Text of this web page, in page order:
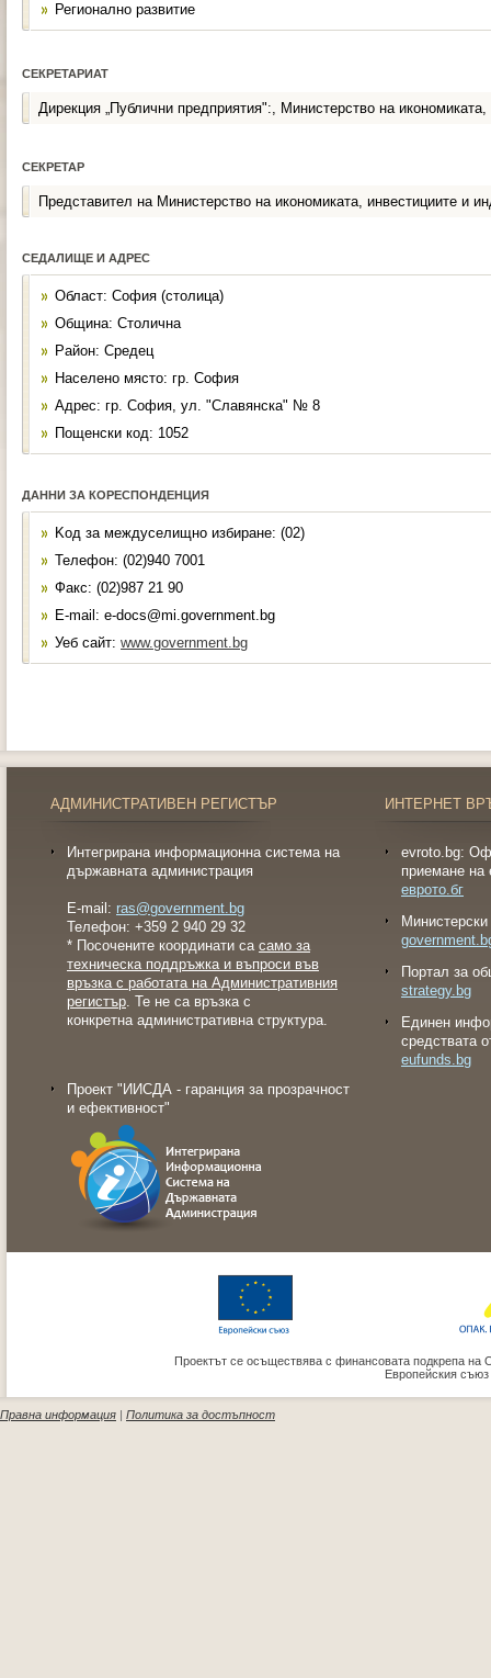
Регионално развитие
СЕКРЕТАРИАТ
Дирекция „Публични предприятия":, Министерство на икономиката,
СЕКРЕТАР
Представител на Министерство на икономиката, инвестициите и
СЕДАЛИЩЕ И АДРЕС
Област: София (столица)
Община: Столична
Район: Средец
Населено място: гр. София
Адрес: гр. София, ул. "Славянска" № 8
Пощенски код: 1052
ДАННИ ЗА КОРЕСПОНДЕНЦИЯ
Kод за междуселищно избиране: (02)
Телефон: (02)940 7001
Факс: (02)987 21 90
Е-mail: e-docs@mi.government.bg
Уеб сайт: www.government.bg
АДМИНИСТРАТИВЕН РЕГИСТЪР
Интегрирана информационна система на
държавната администрация
E-mail: ras@government.bg
Телефон: +359 2 940 29 32
* Посочените координати са само за
техническа поддръжка и въпроси във
връзка с работата на Административния
регистър. Те не са връзка с
конкретна административна структура.
Проект "ИИСДА - гаранция за прозрачност
и ефективност"
ИНТЕРНЕТ
evroto.bg:
приемане на
еврото.бг
Портал за
strategy.bg
Eдинен
средствата
eufunds.bg
Проектът се осъществява с финансовата подкрепа на
Европейския
Правна информация | Политика за достъпност